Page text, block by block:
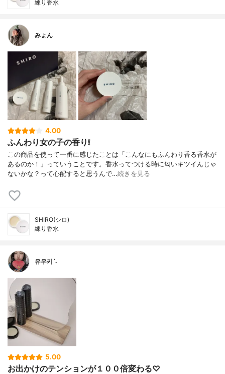
練り香水
みょん
4.00
ふんわり女の子の香り❕
この商品を使って一番に感じたことは「こんなにもふんわり香る香水が
あるのか！」っていうことです。香水ってつける時に匂いキツイんじゃ
ないかな？って心配すると思うんで…続きを見る
SHIRO(シロ)
練り香水
유우키ˊ˗
5.00
お出かけのテンションが１００倍変わる♡